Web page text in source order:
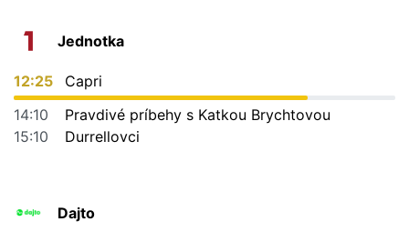
Jednotka
12:25
Capri
14:10
Pravdivé príbehy s Katkou Brychtovou
15:10
Durrellovci
Dajto